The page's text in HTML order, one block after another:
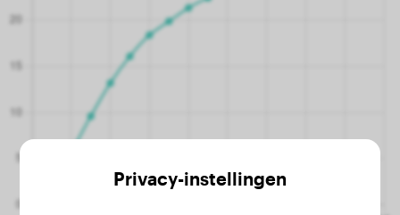
Privacy-instellingen